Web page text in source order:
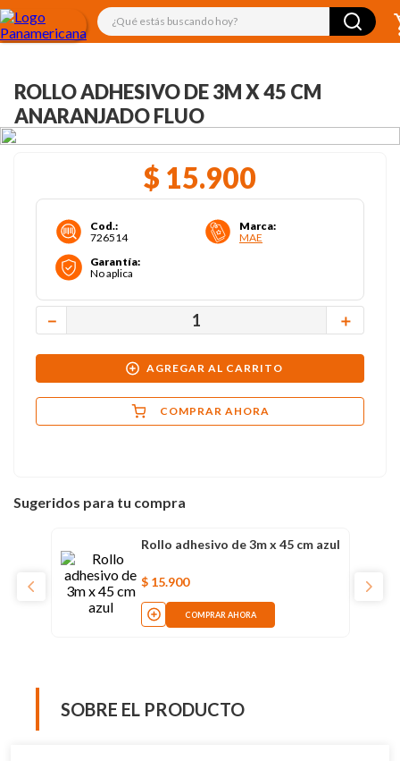
¿Qué estás buscando hoy?
ROLLO ADHESIVO DE 3M X 45 CM
ANARANJADO FLUO
$ 15.900
Cod.:
726514
Marca:
MAE
Garantía:
No aplica
＋
－
AGREGAR AL CARRITO
COMPRAR AHORA
Sugeridos para tu compra
Rollo adhesivo de 3m x 45 cm azul
$ 15.900
COMPRAR AHORA
SOBRE EL PRODUCTO